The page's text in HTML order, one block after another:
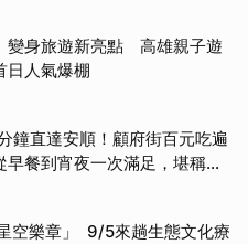
變身旅遊新亮點 高雄親子遊
日人氣爆棚
鐘直達安順！顧府街百元吃遍
早餐到宵夜一次滿足，堪稱貴
星空樂章」 9/5來趟生態文化療